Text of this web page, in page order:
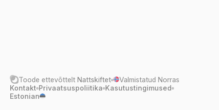
Toode ettevõttelt Nattskiftet
Valmistatud Norras
Kontakt Privaatsuspoliitika Kasutustingimused
Estonian